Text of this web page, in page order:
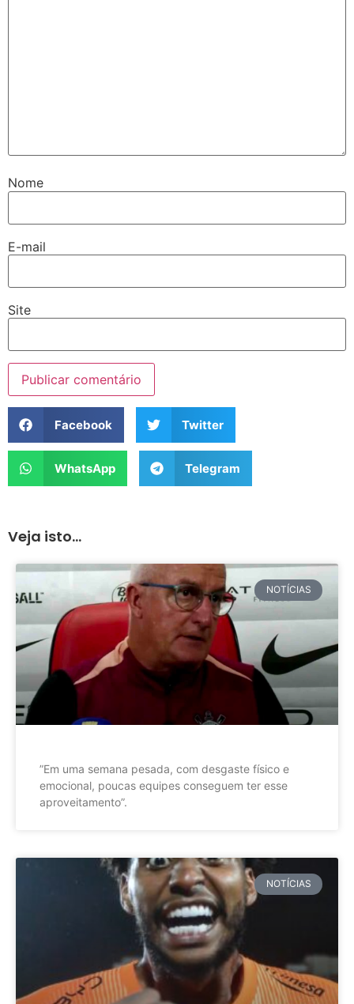
Nome
E-mail
Site
Facebook Twitter
WhatsApp Telegram
Veja isto...
NOTÍCIAS
”Em uma semana pesada, com desgaste físico e
emocional, poucas equipes conseguem ter esse
aproveitamento”.
NOTÍCIAS